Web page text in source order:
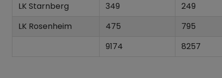
LK Starnberg
349
249
LK Rosenheim
475
795
9174
8257